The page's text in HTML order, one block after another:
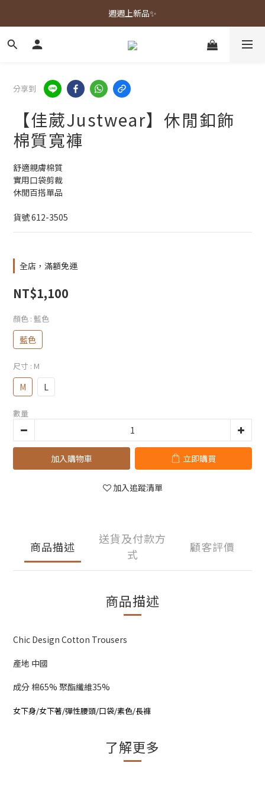
春夏新品上市🌿
週週上新品✨
春夏新品上市🌿
分享到
【佳葳Justwear】休閒釦飾
棉質寬褲
舒適親膚棉質
實用口袋剪裁
休閒百搭單品
貨號 612-3505
全店，滿額免運
NT$1,100
顏色 : 藍色
藍色
尺寸 : M
M L
數量
加入購物車 立即購買
加入追蹤清單
商品描述
送貨及付款方
式
顧客評價
商品描述
Chic Design Cotton Trousers
產地 中國
成分 棉65% 聚酯纖維35%
女下身/女下著/彈性腰頭/口袋/素色/長褲
了解更多